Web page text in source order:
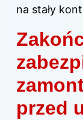
na stały
przed